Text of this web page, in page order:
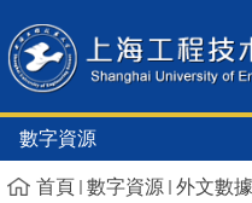
數字資源
首頁 數字資源 外文數